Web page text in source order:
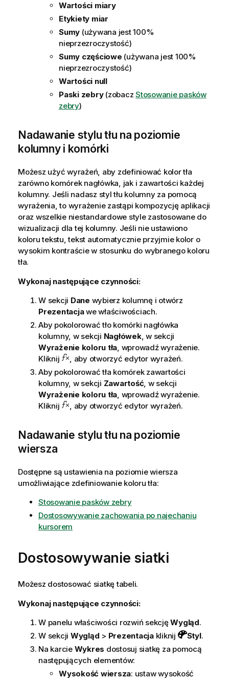
Wartości miary
Etykiety miar
Sumy (używana jest 100%
nieprzezroczystość)
Sumy częściowe (używana jest 100%
nieprzezroczystość)
Wartości null
Paski zebry(zobacz Stosowanie pasków
zebry)
Nadawanie stylu tłu na poziomie
kolumny i komórki
Możesz użyć wyrażeń, aby zdefiniować kolor tła
zarówno komórek nagłówka, jak i zawartości każdej
kolumny. Jeśli nadasz styl tłu kolumny za pomocą
wyrażenia, to wyrażenie zastąpi kompozycję aplikacji
oraz wszelkie niestandardowe style zastosowane do
wizualizacji dla tej kolumny. Jeśli nie ustawiono
koloru tekstu, tekst automatycznie przyjmie kolor o
wysokim kontraście w stosunku do wybranego koloru
tła.
Wykonaj następujące czynności:
W sekcji Dane wybierz kolumnę i otwórz
Prezentacjawe właściwościach.
Aby pokolorować tło komórki nagłówka
kolumny, w sekcji Nagłówek, w sekcji
Wyrażenie koloru tła, wprowadź wyrażenie.
Kliknij
, aby otworzyć edytor wyrażeń.
Aby pokolorować tła komórek zawartości
kolumny, w sekcji Zawartość, w sekcji
Wyrażenie koloru tła, wprowadź wyrażenie.
Kliknij
, aby otworzyć edytor wyrażeń.
Nadawanie stylu tłu na poziomie
wiersza
Dostępne są ustawienia na poziomie wiersza
umożliwiające zdefiniowanie koloru tła:
Stosowanie pasków zebry
Dostosowywanie zachowania po najechaniu
kursorem
Dostosowywanie siatki
Możesz dostosować siatkę tabeli.
Wykonaj następujące czynności:
W panelu właściwości rozwiń sekcjęWygląd.
W sekcji Wygląd > Prezentacjakliknij Styl.
Na karcie Wykres dostosuj siatkę za pomocą
następujących elementów:
Wysokość wiersza: ustaw wysokość